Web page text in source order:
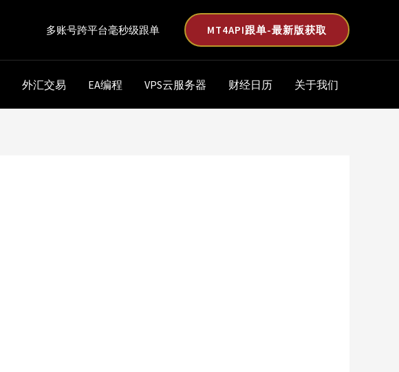
多账号跨平台毫秒级跟单 MT4API跟单-最新版获取
外汇交易 EA编程 VPS云服务器 财经日历 关于我们